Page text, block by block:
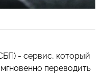
- сервис, который
переводить